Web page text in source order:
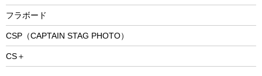
トレッキングアクセサリー
プレイグッズ
ウェルネス
フラボード
CSP（CAPTAIN STAG PHOTO）
CS＋